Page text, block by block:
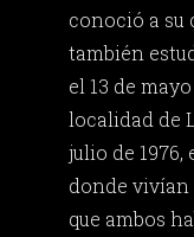
conoció a su
también
el 13 de
localidad de
julio de
donde vivían
que ambos